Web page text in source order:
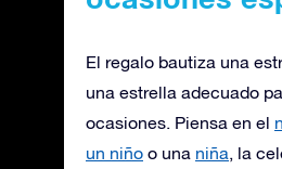
El regalo bautiza una
una estrella adecuado
ocasiones. Piensa en el
un niño o una niña, la